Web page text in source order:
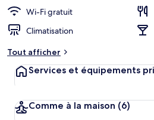
Wi-Fi gratuit
Climatisation
Tout afficher
Services et équipements
Comme à la maison (6)